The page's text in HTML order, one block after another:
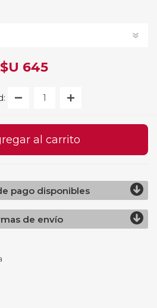
$U 645
al carrito
pago disponibles
de envío